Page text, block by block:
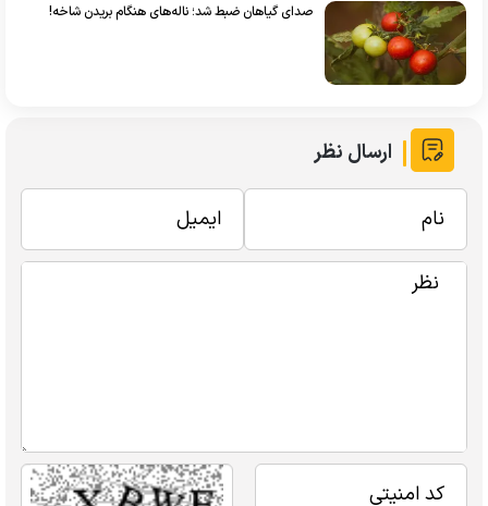
صدای گیاهان ضبط شد؛ ناله‌های هنگام بریدن شاخه!
ارسال نظر